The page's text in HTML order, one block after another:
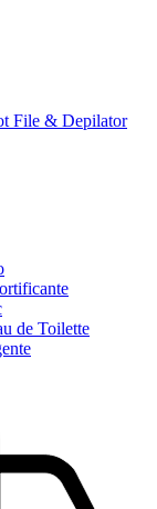
File & Depilator
de Toilette